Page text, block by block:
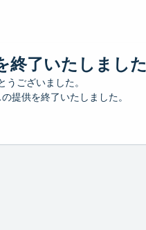
終了いたしました
ございました。
提供を終了いたしました。